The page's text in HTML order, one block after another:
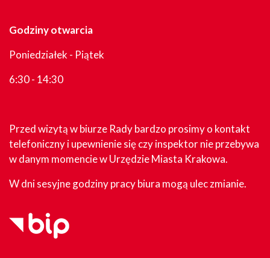
Godziny otwarcia
Poniedziałek - Piątek
6:30 - 14:30
Przed wizytą w biurze Rady bardzo prosimy o kontakt
telefoniczny i upewnienie się czy inspektor nie przebywa
w danym momencie w Urzędzie Miasta Krakowa.
W dni sesyjne godziny pracy biura mogą ulec zmianie.